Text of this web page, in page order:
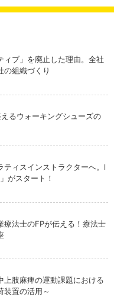
ィブ」を廃止した理由。全社
の組織づくり
えるウォーキングシューズの
ティスインストラクターへ。l
がスタート！
療法士のFPが伝える！療法士
上肢麻痺の運動課題における
装置の活用～